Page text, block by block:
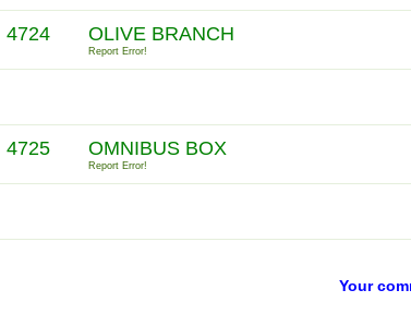
4724 OLIVE BRANCH
Report Error!
4725 OMNIBUS BOX
Report Error!
Your